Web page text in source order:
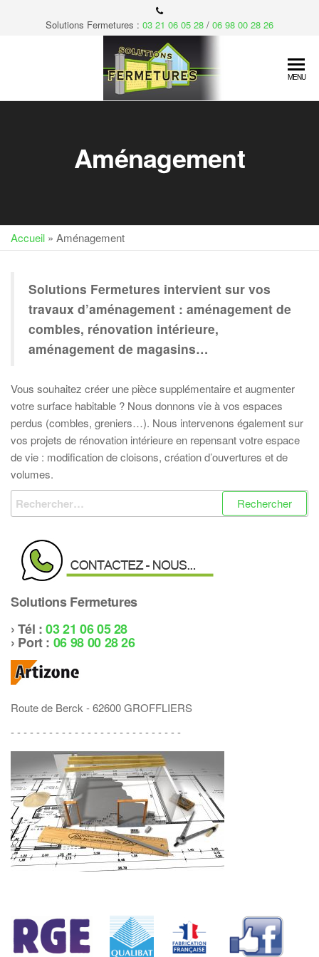
Solutions Fermetures : 03 21 06 05 28 / 06 98 00 28 26
MENU
Aménagement
Accueil » Aménagement
Solutions Fermetures intervient sur vos
travaux d’aménagement : aménagement de
combles, rénovation intérieure,
aménagement de magasins…
Vous souhaitez créer une pièce supplémentaire et augmenter
votre surface habitable ? Nous donnons vie à vos espaces
perdus (combles, greniers…). Nous intervenons également sur
vos projets de rénovation intérieure en repensant votre espace
de vie : modification de cloisons, création d’ouvertures et de
volumes.
Rechercher :
Solutions Fermetures
› Tél :03 21 06 05 28
› Port : 06 98 00 28 26
Route de Berck - 62600 GROFFLIERS
- - - - - - - - - - - - - - - - - - - - - - - - - - -